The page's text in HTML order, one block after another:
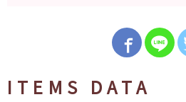
ITEMS DATA